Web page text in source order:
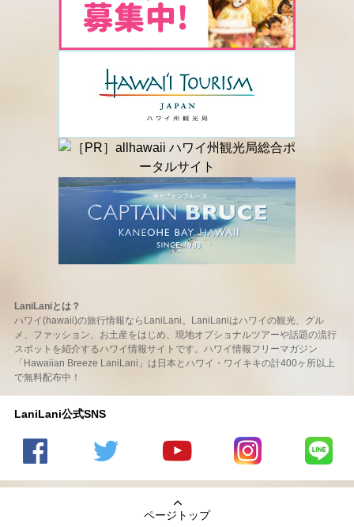
LaniLaniとは？
ハワイ(hawaii)の旅行情報ならLaniLani。LaniLaniはハワイの観光、グル
メ、ファッション、お土産をはじめ、現地オプショナルツアーや話題の流行
スポットを紹介するハワイ情報サイトです。ハワイ情報フリーマガジン
「Hawaiian Breeze LaniLani」は日本とハワイ・ワイキキの計400ヶ所以上
で無料配布中！
LaniLani公式SNS
の
のtwitter
の
Youtube
チャンネ
LaniLani
LaniLani
ページトップ